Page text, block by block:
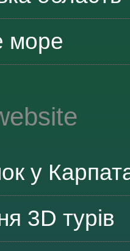
море
у
3D турів